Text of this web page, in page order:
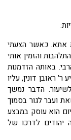
:
אתא. כאשר הצעתי
והזמין אותי
באותה הזדמנות
ראובן דונין, עליו
הדבר נמשך
ועבר לגור בסמוך
הוא עוסק במבצע
יהודים לדרכו של